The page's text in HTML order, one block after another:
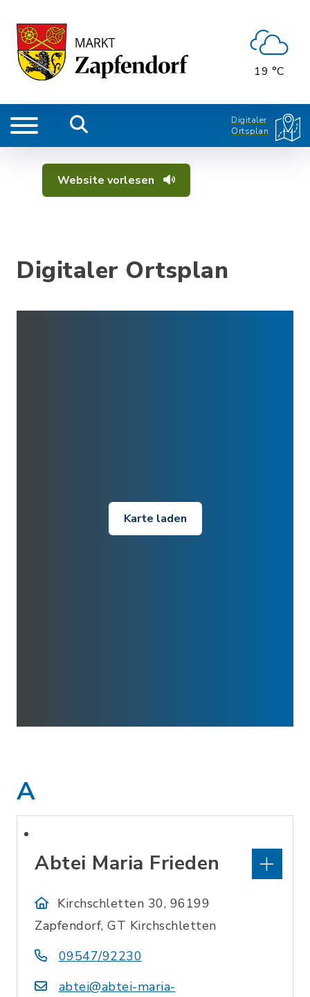
19 °C
Digitaler
Ortsplan
Website vorlesen
Digitaler Ortsplan
Karte laden
A
Abtei Maria Frieden
Kirchschletten 30, 96199
Zapfendorf, GT Kirchschletten
09547/92230
abtei@abtei-maria-